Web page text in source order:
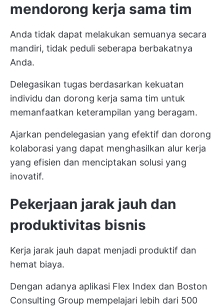
mendorong kerja sama tim
Anda tidak dapat melakukan semuanya secara
mandiri, tidak peduli seberapa berbakatnya
Anda.
Delegasikan tugas berdasarkan kekuatan
individu dan dorong kerja sama tim untuk
memanfaatkan keterampilan yang beragam.
Ajarkan pendelegasian yang efektif dan dorong
kolaborasi yang dapat menghasilkan alur kerja
yang efisien dan menciptakan solusi yang
inovatif.
Pekerjaan jarak jauh dan
produktivitas bisnis
Kerja jarak jauh dapat menjadi produktif dan
hemat biaya.
Dengan adanya aplikasi Flex Index dan Boston
Consulting Group mempelajari lebih dari 500